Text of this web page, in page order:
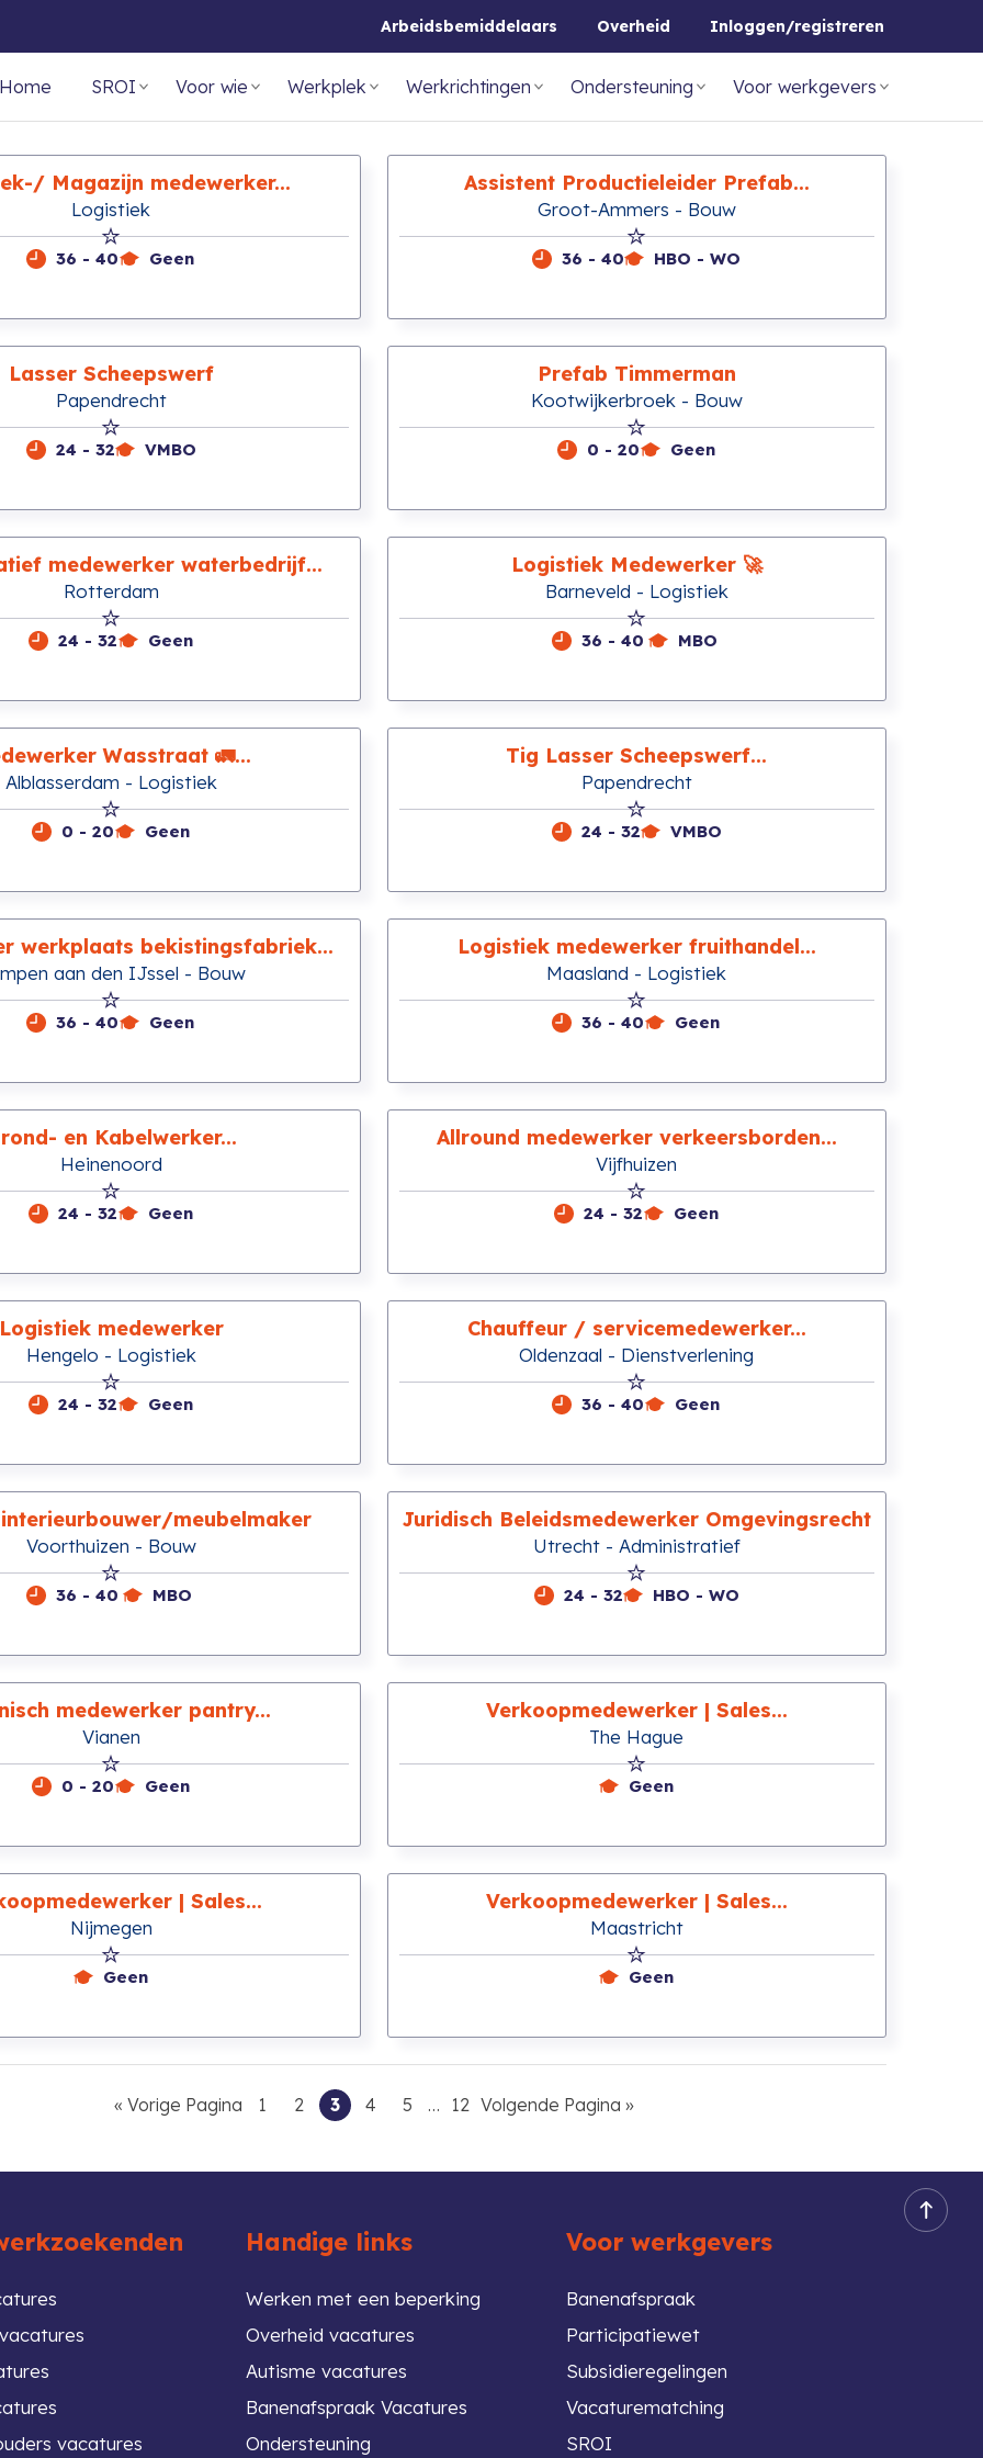
Arbeidsbemiddelaars Overheid Inloggen/registreren
Home SROI Voor wie Werkplek Werkrichtingen Ondersteuning Voor werkgevers
Magazijn medewerker...
Logistiek
36 - 40 Geen
Assistent Productieleider Prefab...
Groot-Ammers - Bouw
36 - 40 HBO - WO
Lasser Scheepswerf
Papendrecht
24 - 32 VMBO
Prefab Timmerman
Kootwijkerbroek - Bouw
0 - 20 Geen
medewerker waterbedrijf...
Rotterdam
24 - 32 Geen
Logistiek Medewerker 🚀
Barneveld - Logistiek
36 - 40 MBO
Wasstraat 🚛...
Alblasserdam - Logistiek
0 - 20 Geen
Tig Lasser Scheepswerf...
Papendrecht
24 - 32 VMBO
werkplaats bekistingsfabriek...
aan den IJssel - Bouw
36 - 40 Geen
Logistiek medewerker fruithandel...
Maasland - Logistiek
36 - 40 Geen
en Kabelwerker...
Heinenoord
24 - 32 Geen
Allround medewerker verkeersborden...
Vijfhuizen
24 - 32 Geen
medewerker
Hengelo - Logistiek
24 - 32 Geen
Chauffeur / servicemedewerker...
Oldenzaal - Dienstverlening
36 - 40 Geen
meubelmaker
Voorthuizen - Bouw
36 - 40 MBO
Juridisch Beleidsmedewerker Omgevingsrecht
Utrecht - Administratief
24 - 32 HBO - WO
medewerker pantry...
Vianen
0 - 20 Geen
Verkoopmedewerker | Sales...
The Hague
Geen
| Sales...
Nijmegen
Geen
Verkoopmedewerker | Sales...
Maastricht
Geen
« Go
Vorige Pagina
Go
page
1
Go
page
2
Go
page
3
Go
page
4
Go
page
5
Interim
…
Go
page
12 Go
Volgende Pagina »
vacatures
Handige links
Werken met een beperking
Overheid vacatures
Autisme vacatures
Banenafspraak Vacatures
Ondersteuning
Voor werkgevers
Banenafspraak
Participatiewet
Subsidieregelingen
Vacaturematching
SROI